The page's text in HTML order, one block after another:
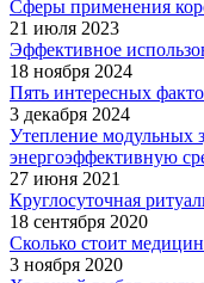
Сферы применения
21 июля 2023
Эффективное
18 ноября 2024
Пять интересных
3 декабря 2024
Утепление модульных
энергоэффективную
27 июня 2021
Круглосуточная
18 сентября 2020
Сколько стоит
3 ноября 2020